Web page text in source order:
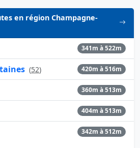
en région Champagne-
341m à 522m
(52) 420m à 516m
360m à 513m
404m à 513m
342m à 512m